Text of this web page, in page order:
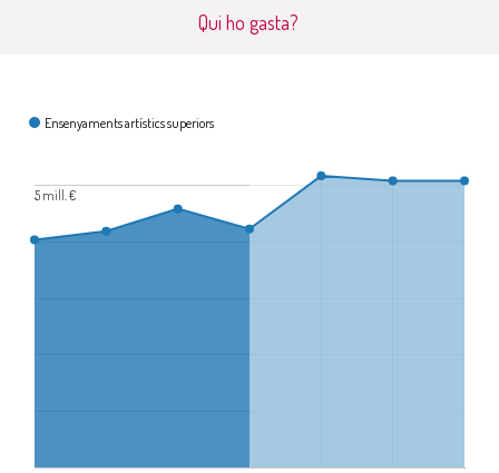
Qui ho gasta?
En què es gasta?
Ensenyaments artístics superiors
5 mill. €